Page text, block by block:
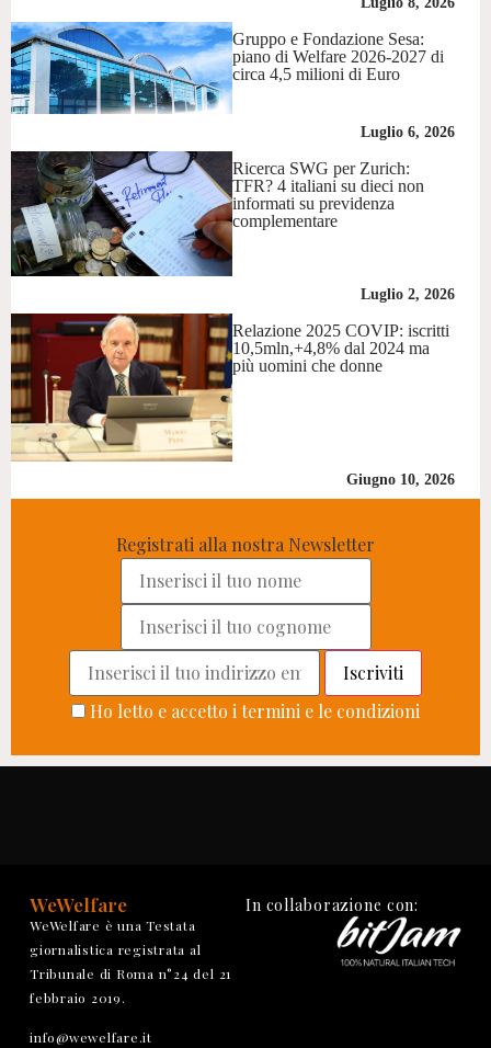
Gruppo e Fondazione Sesa:
piano di Welfare 2026-2027 di
circa 4,5 milioni di Euro
Luglio 6, 2026
Ricerca SWG per Zurich:
TFR? 4 italiani su dieci non
informati su previdenza
complementare
Luglio 2, 2026
Relazione 2025 COVIP: iscritti
10,5mln,+4,8% dal 2024 ma
più uomini che donne
Giugno 10, 2026
Registrati alla nostra Newsletter
Ho letto e accetto i termini e le condizioni
WeWelfare
WeWelfare è una Testata
giornalistica registrata al
Tribunale di Roma n°24 del 21
febbraio 2019.
info@wewelfare.it
In collaborazione con: